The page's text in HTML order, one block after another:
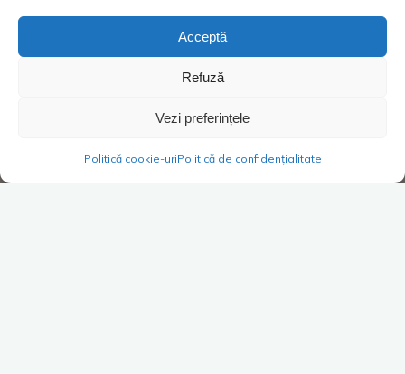
Acceptă
Refuză
Vezi preferințele
Politică cookie-uriPolitică de confidențialitate